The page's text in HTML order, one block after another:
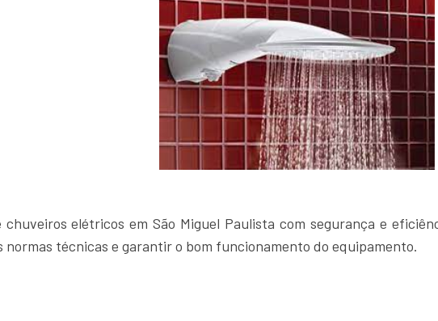
chuveiros elétricos em São Miguel Paulista com segurança e
normas técnicas e garantir o bom funcionamento do equipamento.